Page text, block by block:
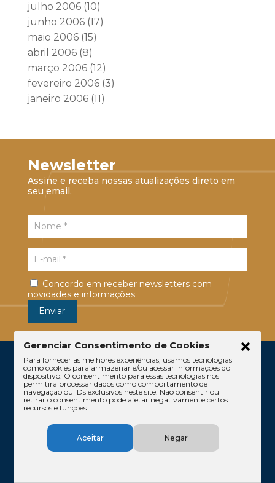
julho 2006(10)
junho 2006(17)
maio 2006(15)
abril 2006(8)
março 2006(12)
fevereiro 2006(3)
janeiro 2006(11)
Newsletter
Assine e receba nossas atualizações direto em
seu email.
Concordo em receber newsletters com
novidades e informações.
Escritório
Equipe
Conteúdos
Contato
Código de Ética
Gerenciar Consentimento de Cookies
Para fornecer as melhores experiências, usamos tecnologias
como cookies para armazenar e/ou acessar informações do
dispositivo. O consentimento para essas tecnologias nos
permitirá processar dados como comportamento de
navegação ou IDs exclusivos neste site. Não consentir ou
retirar o consentimento pode afetar negativamente certos
recursos e funções.
Aceitar Negar